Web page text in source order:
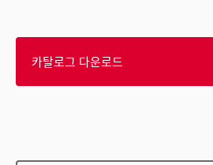
카탈로그 다운로드